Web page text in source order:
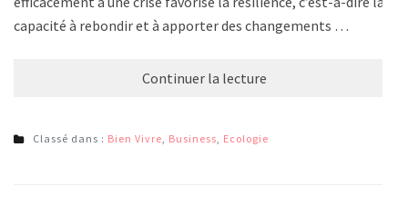
capacité à rebondir et à apporter des changements …
Continuer la lecture
Classé dans : Bien Vivre, Business, Ecologie